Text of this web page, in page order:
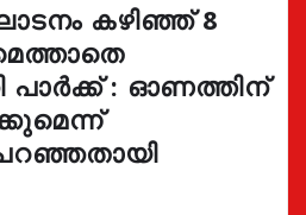
കഴിഞ്ഞ് 8
പാർക്ക് : ഓണത്തിന്